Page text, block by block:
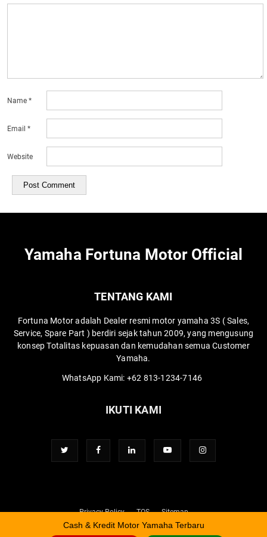
Name *
Email *
Website
Yamaha Fortuna Motor Official
TENTANG KAMI
Fortuna Motor adalah Dealer resmi motor yamaha 3S ( Sales,
Service, Spare Part ) berdiri sejak tahun 2009, yang mengusung
konsep Totalitas kepuasan dan kemudahan semua Customer
Yamaha.
WhatsApp Kami: +62 813-1234-7146
IKUTI KAMI
Privacy Policy TOS Sitemap
Cash & Kredit Motor Yamaha Terbaru